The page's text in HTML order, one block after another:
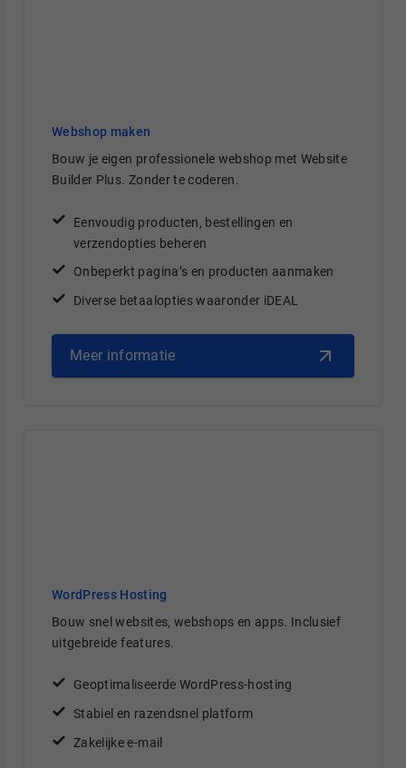
Webshop maken
Bouw je eigen professionele webshop met Website
Builder Plus. Zonder te coderen.
Eenvoudig producten, bestellingen en
verzendopties beheren
Onbeperkt pagina’s en producten aanmaken
Diverse betaalopties waaronder iDEAL
Meer informatie
WordPress Hosting
Bouw snel websites, webshops en apps. Inclusief
uitgebreide features.
Geoptimaliseerde WordPress-hosting
Stabiel en razendsnel platform
Zakelijke e-mail